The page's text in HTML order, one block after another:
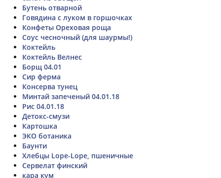
Бутень отварной
Говядина с луком в горшочках
Конфеты Ореховая роща
Соус чесночный (для шаурмы!)
Коктейль
Коктейль Велнес
Борщ 04.01
Сир ферма
Консерва тунец
Минтай запеченый 04.01.18
Рис 04.01.18
Детокс-смузи
Картошка
ЭКО ботаника
Баунти
Хлебцы Lope-Lope, пшеничные
Сервелат финский
кара кум